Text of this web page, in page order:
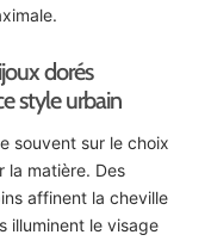
dorés
style urbain
souvent sur le choix
la matière. Des
affinent la cheville
illuminent le visage